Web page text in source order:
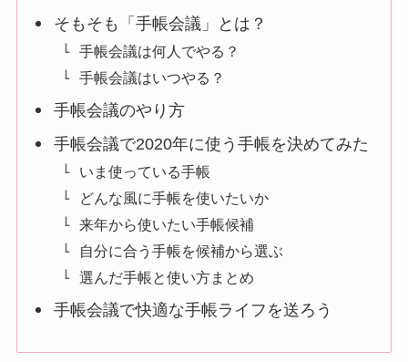
そもそも「手帳会議」とは？
手帳会議は何人でやる？
手帳会議はいつやる？
手帳会議のやり方
手帳会議で2020年に使う手帳を決めてみた
いま使っている手帳
どんな風に手帳を使いたいか
来年から使いたい手帳候補
自分に合う手帳を候補から選ぶ
選んだ手帳と使い方まとめ
手帳会議で快適な手帳ライフを送ろう